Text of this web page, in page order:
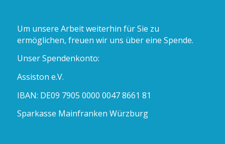
Um unsere Arbeit weiterhin für Sie zu
ermöglichen, freuen wir uns über eine Spende.
Unser Spendenkonto:
Assiston e.V.
IBAN: DE09 7905 0000 0047 8661 81
Sparkasse Mainfranken Würzburg